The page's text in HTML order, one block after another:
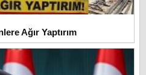
Ağır Yaptırım